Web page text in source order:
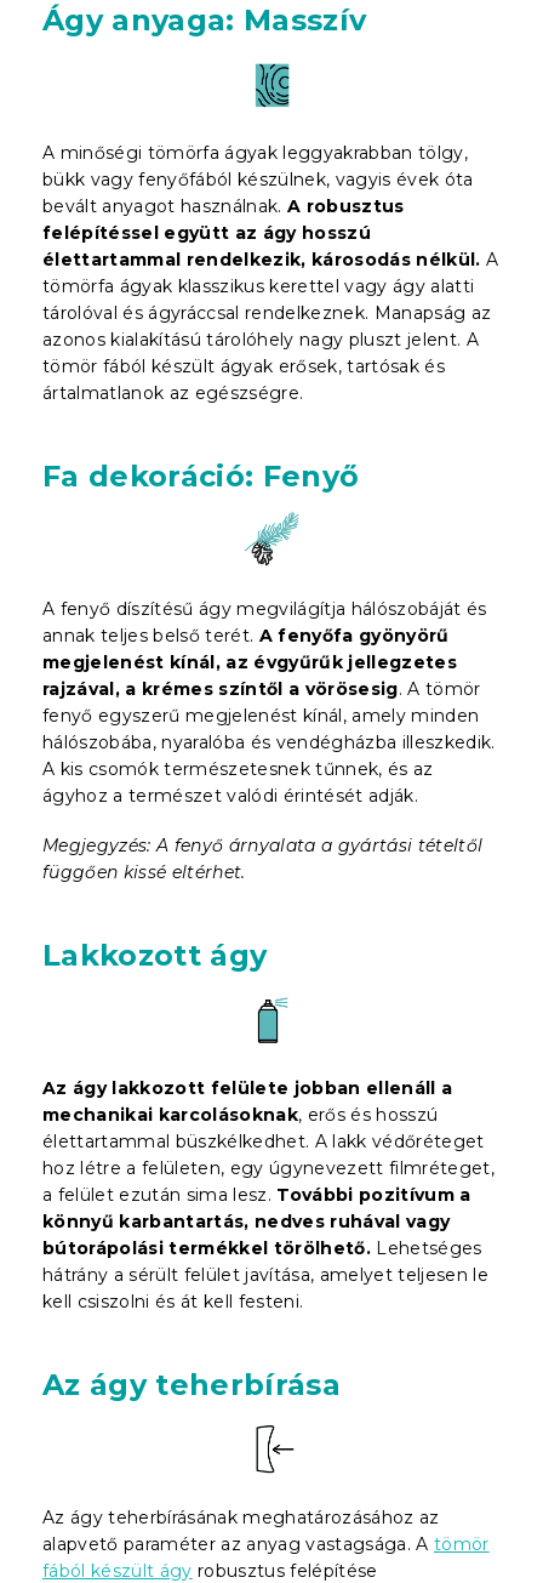
Ágy anyaga: Masszív
A minőségi tömörfa ágyak leggyakrabban tölgy,
bükk vagy fenyőfából készülnek, vagyis évek óta
bevált anyagot használnak. A robusztus
felépítéssel együtt az ágy hosszú
élettartammal rendelkezik, károsodás nélkül. A
tömörfa ágyak klasszikus kerettel vagy ágy alatti
tárolóval és ágyráccsal rendelkeznek. Manapság az
azonos kialakítású tárolóhely nagy pluszt jelent. A
tömör fából készült ágyak erősek, tartósak és
ártalmatlanok az egészségre.
Fa dekoráció: Fenyő
A fenyő díszítésű ágy megvilágítja hálószobáját és
annak teljes belső terét. A fenyőfa gyönyörű
megjelenést kínál, az évgyűrűk jellegzetes
rajzával, a krémes színtől a vörösesig. A tömör
fenyő egyszerű megjelenést kínál, amely minden
hálószobába, nyaralóba és vendégházba illeszkedik.
A kis csomók természetesnek tűnnek, és az
ágyhoz a természet valódi érintését adják.
Megjegyzés: A fenyő árnyalata a gyártási tételtől
függően kissé eltérhet.
Lakkozott ágy
Az ágy lakkozott felülete jobban ellenáll a
mechanikai karcolásoknak, erős és hosszú
élettartammal büszkélkedhet. A lakk védőréteget
hoz létre a felületen, egy úgynevezett filmréteget,
a felület ezután sima lesz. További pozitívum a
könnyű karbantartás, nedves ruhával vagy
bútorápolási termékkel törölhető. Lehetséges
hátrány a sérült felület javítása, amelyet teljesen le
kell csiszolni és át kell festeni.
Az ágy teherbírása
Az ágy teherbírásának meghatározásához az
alapvető paraméter az anyag vastagsága. A tömör
fából készült ágy robusztus felépítése